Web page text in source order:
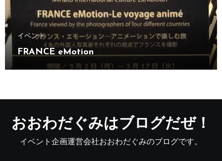
イベント
FRANCE eMotion
おおわだぐみはブログだぜ！
イベント企画運営会社おおわだぐみのブログです。